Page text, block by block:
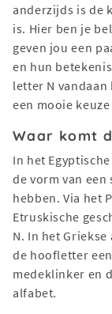
anderzijds is de
is. Hier ben je
geven jou een
en hun
letter N
een mooie
Waar komt
In het
de vorm van
hebben. Via het
Etruskische
N. In het Griekse
de hoofletter
medeklinker en
alfabet.